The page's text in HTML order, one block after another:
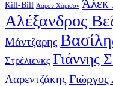
Kill-Bill Άαρον Χάρισον Άλεκ
Αλέξανδρος
Μάντζαρης
Στρέλιενκς Γιάννης
Λαρεντζάκης Γιώργος